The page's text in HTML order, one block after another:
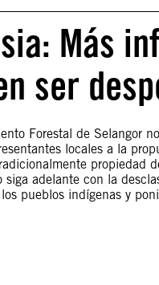
Más
ser
Forestal de Selangor
locales a la
propiedad
siga adelante con la
pueblos indígenas y